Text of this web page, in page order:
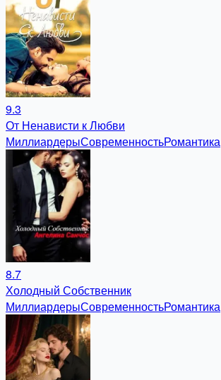
9.3
От Ненависти к Любви
МиллиардерыСовременностьРомантика
8.7
Холодный Собственник
МиллиардерыСовременностьРомантика